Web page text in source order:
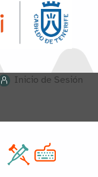
Inicio de Sesión